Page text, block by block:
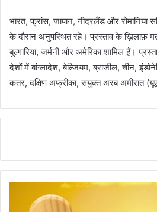
भारत, फ्रांस, जापान, नीदरलैंड और रोमानिया
के दौरान अनुपस्थित रहे। प्रस्ताव के ख़िलाफ़
बुल्गारिया, जर्मनी और अमेरिका शामिल हैं।
देशों में बांग्लादेश, बेल्जियम, ब्राजील, चीन,
कतर, दक्षिण अफ्रीका, संयुक्त अरब अमीरात